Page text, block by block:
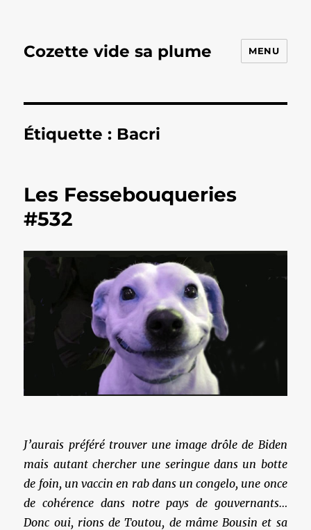
Cozette vide sa plume MENU
Étiquette : Bacri
Les Fessebouqueries
#532
J’aurais préféré trouver une image drôle de Biden
mais autant chercher une seringue dans un botte
de foin, un vaccin en rab dans un congelo, une once
de cohérence dans notre pays de gouvernants…
Donc oui, rions de Toutou, de mâme Bousin et sa